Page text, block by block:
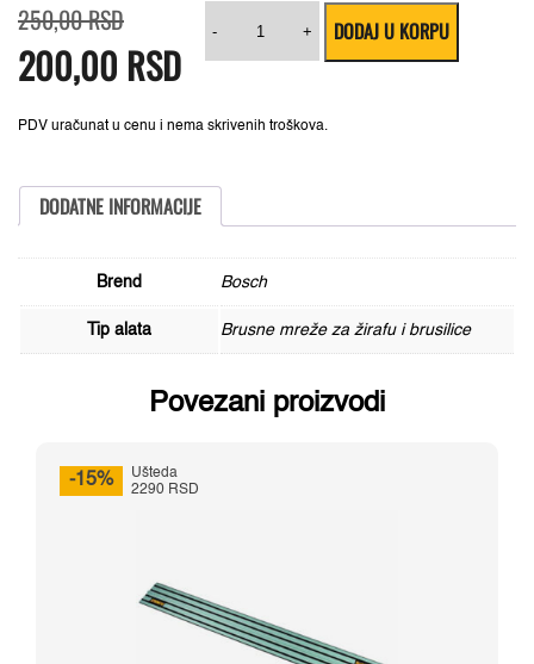
250,00RSDcena
je
bila:
250,00 RSD.
200,00 RSD
cena
je:
200,00 RSD.
PDV uračunat u cenu i nema skrivenih troškova.
-
brusni
M
2608621185,
+ DODAJ U KORPU
DODATNE INFORMACIJE
Brend Bosch
Tip alata Brusne mreže za žirafu i brusilice
Povezani proizvodi
-15%
Ušteda
2290 RSD